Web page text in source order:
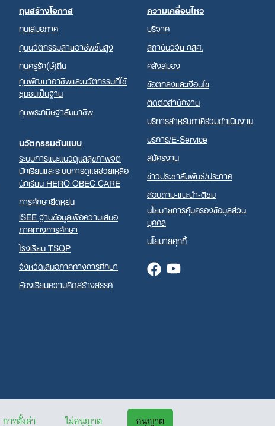
การตั้งค่า ไม่อนุญาต อนุญาต
ทุนสร้างโอกาส
ทุนเสมอภาค
ทุนนวัตกรรมสายอาชีพชั้นสูง
ทุนครูรัก(ษ์)ถิ่น
ทุนพัฒนาอาชีพและนวัตกรรมที่ใช้
ชุมชนเป็นฐาน
ทุนพระกนิษฐาสัมมาชีพ
นวัตกรรมต้นแบบ
ระบบการแนะแนวดูแลสุขภาพจิต
นักเรียนและระบบการดูแลช่วยเหลือ
นักเรียน HERO OBEC CARE
การศึกษายืดหยุ่น
iSEE ฐานข้อมูลเพื่อความเสมอ
ภาคทางการศึกษา
โรงเรียน TSQP
จังหวัดเสมอภาคทางการศึกษา
ห้องเรียนความคิดสร้างสรรค์
ความเคลื่อนไหว
บริจาค
สถาบันวิจัย กสศ.
คลังสมอง
ข้อตกลงและเงื่อนไข
ติดต่อสำนักงาน
บริการสำหรับภาคีร่วมดำเนินงาน
บริการ/E-Service
สมัครงาน
ข่าวประชาสัมพันธ์/ประกาศ
สอบถาม-แนะนำ-ติชม
นโยบายการคุ้มครองข้อมูลส่วน
บุคคล
นโยบายคุกกี้
FacebookYoutube